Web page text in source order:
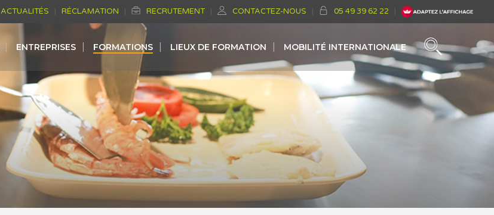
ACTUALITÉS RÉCLAMATION RECRUTEMENT CONTACTEZ-NOUS 05 49 39 62 22
ENTREPRISES FORMATIONS LIEUX DE FORMATION MOBILITÉ INTERNATIONALE